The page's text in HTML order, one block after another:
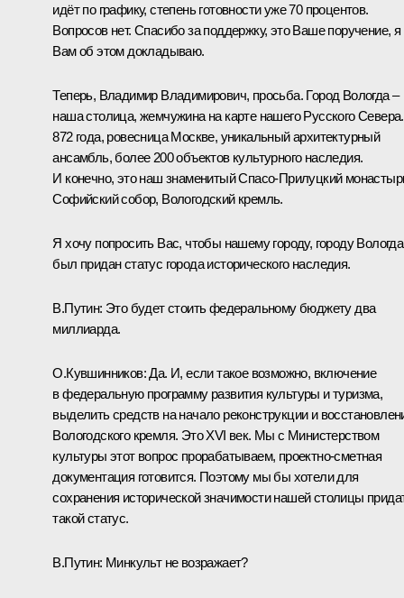
идёт по графику, степень готовности уже 70 процентов.
Вопросов нет. Спасибо за поддержку, это Ваше поручение, я
Вам об этом докладываю.
Теперь, Владимир Владимирович, просьба. Город Вологда –
наша столица, жемчужина на карте нашего Русского Севера.
872 года, ровесница Москве, уникальный архитектурный
ансамбль, более 200 объектов культурного наследия.
И конечно, это наш знаменитый Спасо-Прилуцкий
Софийский собор, Вологодский кремль.
Я хочу попросить Вас, чтобы нашему городу, городу
был придан статус города исторического наследия.
В.Путин: Это будет стоить федеральному бюджету два
миллиарда.
О.Кувшинников:Да. И, если такое возможно, включение
в федеральную программу развития культуры и туризма,
выделить средств на начало реконструкции и
Вологодского кремля. Это XVI век. Мы с Министерством
культуры этот вопрос прорабатываем, проектно-сметная
документация готовится. Поэтому мы бы хотели для
сохранения исторической значимости нашей столицы
такой статус.
В.Путин: Минкульт не возражает?